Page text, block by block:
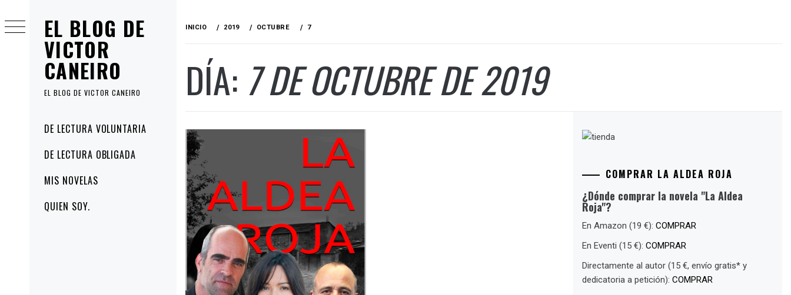
EL BLOG DE
VICTOR
CANEIRO
EL BLOG DE VICTOR CANEIRO
principal
DE LECTURA VOLUNTARIA
DE LECTURA OBLIGADA
MIS NOVELAS
QUIEN SOY.
al
contenido
INICIO 2019 OCTUBRE 7
DÍA: 7 DE OCTUBRE DE 2019
COMPRAR LA ALDEA ROJA
¿Dónde comprar la novela "La Aldea
Roja"?
En Amazon (19 €):COMPRAR
En Eventi (15 €):COMPRAR
Directamente al autor (15 €, envío gratis* y
dedicatoria a petición):COMPRAR